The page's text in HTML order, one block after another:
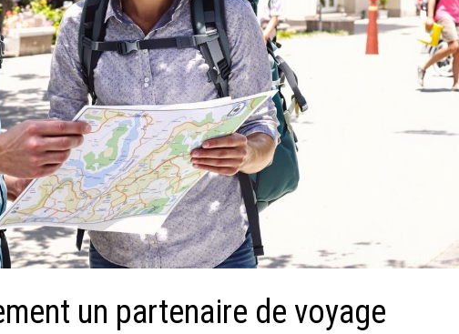
un partenaire de voyage